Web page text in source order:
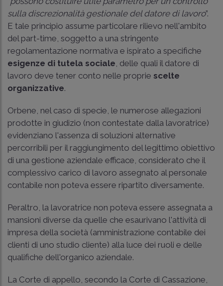
sulla discrezionalità gestionale del datore di lavoro”.
E tale principio assume particolare rilievo nell'ambito
del part-time, soggetto a una stringente
regolamentazione normativa e ispirato a specifiche
esigenze di tutela sociale, delle quali il datore di
lavoro deve tener conto nelle proprie scelte
organizzative.
Orbene, nel caso di specie, le numerose allegazioni
prodotte in giudizio (non contestate dalla lavoratrice)
evidenziano l'assenza di soluzioni alternative
percorribili per il raggiungimento del legittimo obiettivo
di una gestione aziendale efficace, considerato che il
complessivo carico di lavoro assegnato al personale
contabile non poteva essere ripartito diversamente.
Peraltro, la lavoratrice non poteva essere assegnata a
mansioni diverse da quelle che esaurivano l'attività di
impresa della società (amministrazione contabile dei
clienti di uno studio cliente) alla luce dei ruoli e delle
qualifiche dell'organico aziendale.
La Corte di appello, secondo la Corte di Cassazione,